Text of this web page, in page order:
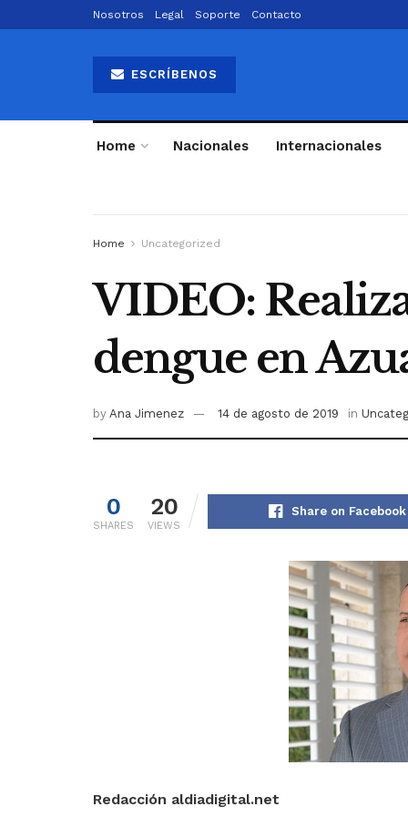
Nosotros Legal Soporte Contacto
ESCRÍBENOS
Home Nacionales Internacionales
Home Uncategorized
VIDEO:
dengue en
by Ana Jimenez 14 de agosto de 2019 in
0
SHARES
20
VIEWS
Share on Facebook
Redacción aldiadigital.net